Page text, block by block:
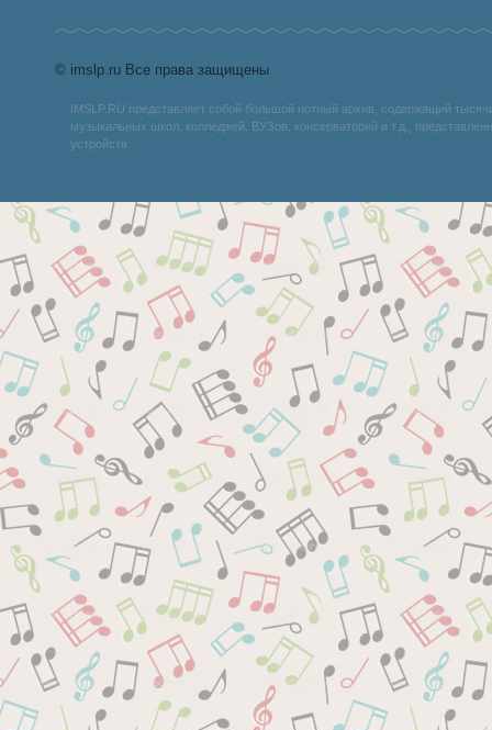
© imslp.ru Все права защищены
IMSLP.RU представляет собой большой нотный архив, содержащий
музыкальных школ, колледжей, ВУЗов, консерваторий и т.д.,
устройств.